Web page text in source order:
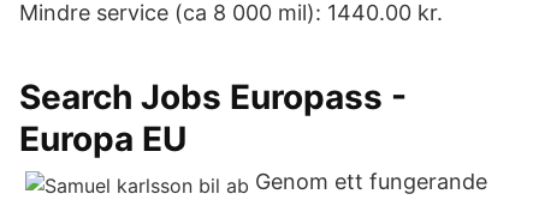
Mindre service (ca 8 000 mil): 1440.00 kr.
Search Jobs Europass -
Europa EU
Genom ett fungerande